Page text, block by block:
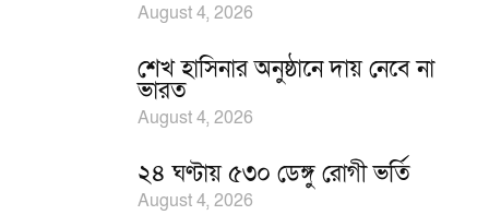
August 4, 2026
শেখ হাসিনার অনুষ্ঠানে দায় নেবে না
ভারত
August 4, 2026
২৪ ঘণ্টায় ৫৩০ ডেঙ্গু রোগী ভর্তি
August 4, 2026